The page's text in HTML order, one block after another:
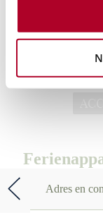
2
Adres en